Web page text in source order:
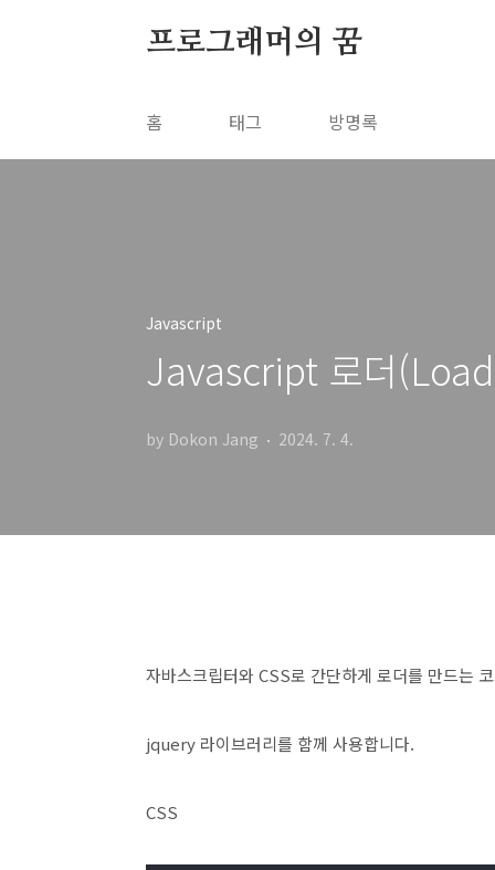
프로그래머의 꿈
홈 태그 방명록
Javascript
Javascript 로더
by Dokon Jang 2024. 7. 4.
자바스크립터와 CSS로 간단하게 로더를 만드는
jquery 라이브러리를 함께 사용합니다.
CSS